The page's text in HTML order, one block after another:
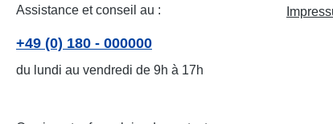
Assistance et conseil au :
+49 (0) 180 - 000000
du lundi au vendredi de 9h à 17h